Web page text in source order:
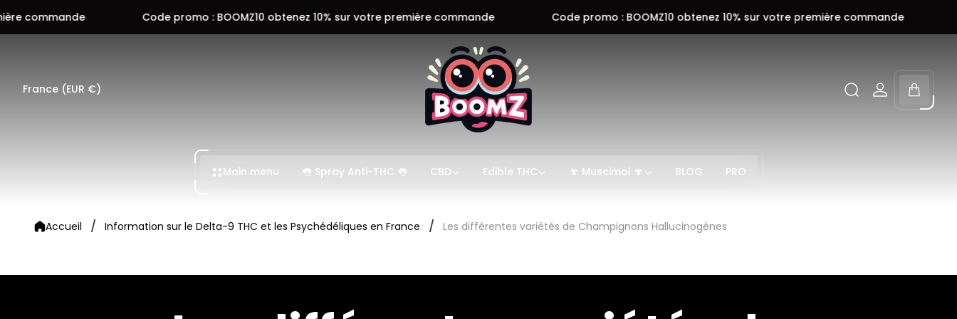
Code promo : BOOMZ10 obtenez 10% sur votre première commande Code promo : BOOMZ10 obtenez 10% sur votre première commande Code promo :
France (EUR €)
Logo
du
magasin"
Tiroir
du
Main menu 👅 Spray Anti-THC 👅 CBD Edible THC 🍄 Muscimol 🍄 BLOG PRO
Accueil / Information sur le Delta-9 THC et les Psychédéliques en France / Les différentes variétés de Champignons Hallucinogènes